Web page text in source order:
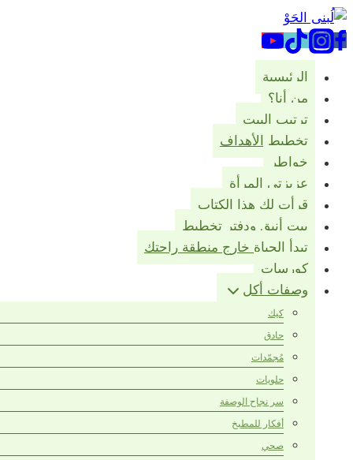
التجاوز
إلى
المحتوى
الرئيسية
من أنا؟
ترتيب البيت
تخطيط الأهداف
خواطر
عزيزتي المرأة
قرأت لك هذا الكتاب
بيت أنيق ودفتر تخطيط
تبدأ الحياة خارج منطقة راحتك
كورسات
وصفات أكل
كيك
حادق
مُجمّدات
حلويات
سر نجاح الوصفة
أفكار للمطبخ
صحي